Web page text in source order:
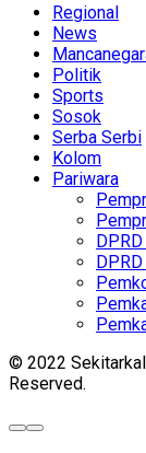
Regional
News
Politik
Sports
Sosok
Serba Serbi
Kolom
Pariwara
© 2022
Reserved.